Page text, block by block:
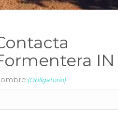
IN
(Obligatorio)